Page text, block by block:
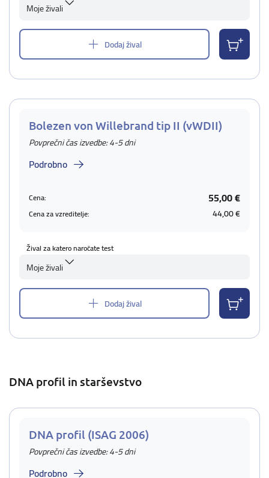
Moje živali
Dodaj žival
Bolezen von Willebrand tip II (vWDII)
Povprečni čas izvedbe: 4-5 dni
Podrobno
Cena: 55,00 €
Cena za vzreditelje: 44,00 €
Žival za katero naročate test
Moje živali
Dodaj žival
DNA profil in starševstvo
DNA profil (ISAG 2006)
Povprečni čas izvedbe: 4-5 dni
Podrobno